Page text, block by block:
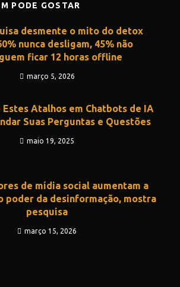
PODE GOSTAR
desmente o mito do detox
nunca desligam, 45% não
ficar 12 horas offline
março 5, 2026
Atalhos em Chatbots de IA
Suas Perguntas e Questões
maio 19, 2025
de mídia social aumentam a
poder da desinformação, mostra
pesquisa
março 15, 2026